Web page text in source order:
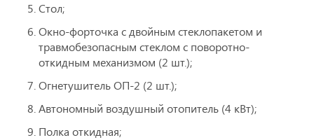
Стол;
Окно-форточка с двойным стеклопакетом и
травмобезопасным стеклом с поворотно-
откидным механизмом (2 шт.);
Огнетушитель ОП-2 (2 шт.);
Автономный воздушный отопитель (4 кВт);
Полка откидная;